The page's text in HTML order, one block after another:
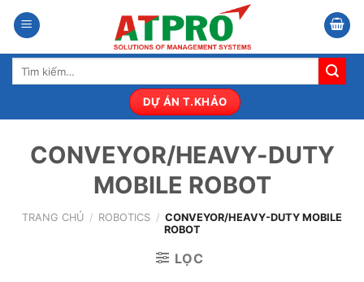
qua
nội
dung
Tìm
DỰ ÁN T.KHẢO
CONVEYOR/HEAVY-DUTY
MOBILE ROBOT
TRANG CHỦ / ROBOTICS / CONVEYOR/HEAVY-DUTY MOBILE
ROBOT
LỌC